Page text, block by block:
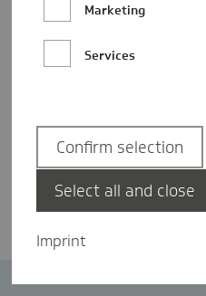
Prof. Dr.
Marketing
Services
Imprint
Confirm selection
Select all and close